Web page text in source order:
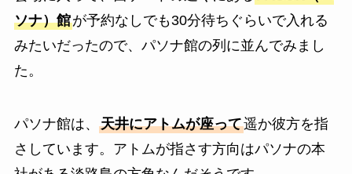
ソナ）館が予約なしでも30分待ちぐらいで入れる
みたいだったので、パソナ館の列に並んでみまし
た。
パソナ館は、 天井にアトムが座って遥か彼方を指
さしています。アトムが指さす方向はパソナの本